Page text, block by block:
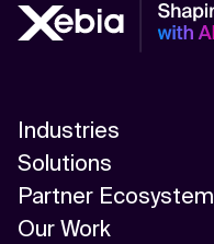
Industries
Solutions
Partner Ecosystem
Our Work